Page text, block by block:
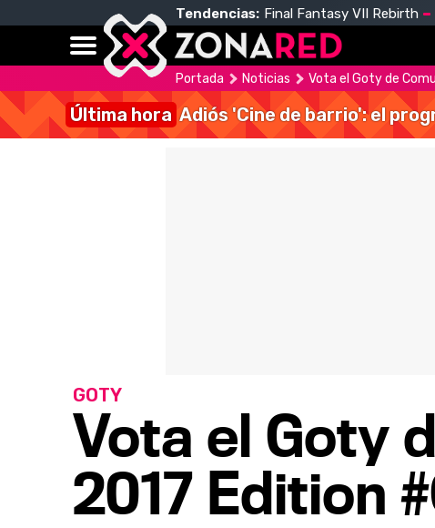
Tendencias: Final Fantasy VII Rebirth
Portada Noticias Vota el Goty de
Última hora Adiós 'Cine de barrio': el
Vota el Goty
2017 Edition
GOTY